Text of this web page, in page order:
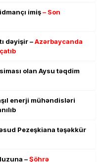
imiş– Son
dəyişir –Azərbaycanda
olan Aysu təqdim
enerji mühəndisləri
Pezeşkiana təşəkkür
–Şöhrə